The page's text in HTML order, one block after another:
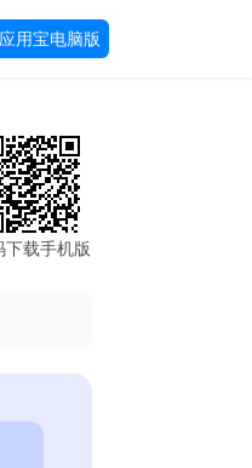
应用宝电脑版
下载手机版